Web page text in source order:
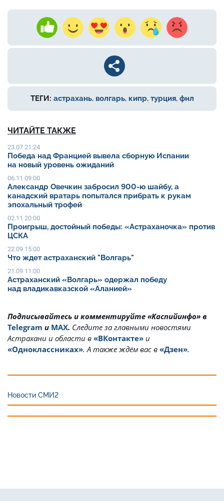
ТЕГИ: астрахань, волгарь, кипр, турция, фнл
ЧИТАЙТЕ ТАКЖЕ
23.07 21:24
Победа над Францией вывела сборную Испании
на новый уровень ожиданий
06.11 09:00
Александр Овечкин забросил 900-ю шайбу, а
канадский вратарь попытался прибрать к рукам
эпохальный трофей
02.11 20:00
Проигрыш, достойный победы: «Астраханочка» против
ЦСКА
22.09 15:00
Что ждет астраханский "Волгарь"
21.09 11:00
Астраханский «Волгарь» одержал победу
над владикавказской «Аланией»
Подписывайтесь и комментируйте «Каспийинфо» в
Telegram и MAX. Cледите за главными новостями
Астрахани и области в «ВКонтакте» и
«Одноклассниках». А также ждём вас в «Дзен».
Новости СМИ2